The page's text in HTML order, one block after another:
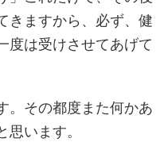
きますから、必ず、健
度は受けさせてあげて
。その都度また何かあ
います。